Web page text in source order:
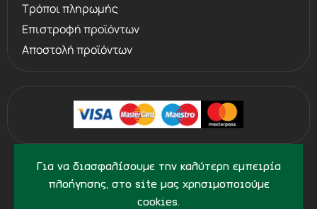
Για να διασφαλίσουμε την καλύτερη εμπειρία
πλοήγησης, στο site μας χρησιμοποιούμε
cookies.
Τρόποι πληρωμής
Επιστροφή προϊόντων
Αποστολή προϊόντων
© 2013 - 2026 PERVOLARAKIS1924.GR